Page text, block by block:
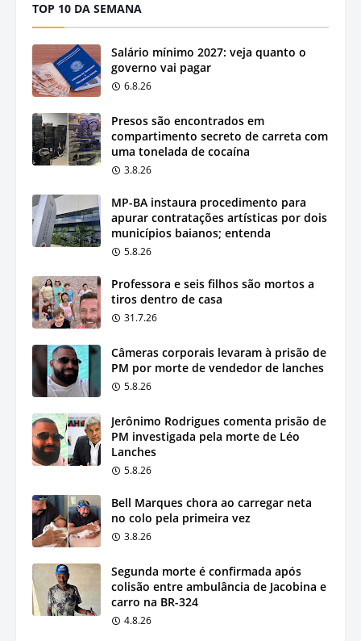
TOP 10 DA SEMANA
Salário mínimo 2027: veja quanto o
governo vai pagar
6.8.26
Presos são encontrados em
compartimento secreto de carreta com
uma tonelada de cocaína
3.8.26
MP-BA instaura procedimento para
apurar contratações artísticas por dois
municípios baianos; entenda
5.8.26
Professora e seis filhos são mortos a
tiros dentro de casa
31.7.26
Câmeras corporais levaram à prisão de
PM por morte de vendedor de lanches
5.8.26
Jerônimo Rodrigues comenta prisão de
PM investigada pela morte de Léo
Lanches
5.8.26
Bell Marques chora ao carregar neta
no colo pela primeira vez
3.8.26
Segunda morte é confirmada após
colisão entre ambulância de Jacobina e
carro na BR-324
4.8.26